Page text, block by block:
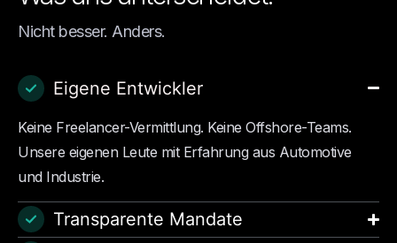
Nicht besser. Anders.
Eigene Entwickler
Keine Freelancer-Vermittlung. Keine Offshore-Teams.
Unsere eigenen Leute mit Erfahrung aus Automotive
und Industrie.
Transparente Mandate